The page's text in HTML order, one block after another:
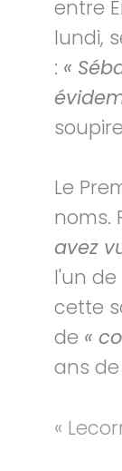
entre
lundi,
: «
Le
noms.
avez
l'un de
cette
de «
ans
«